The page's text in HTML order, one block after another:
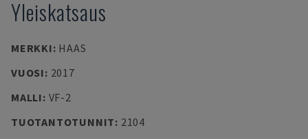
Yleiskatsaus
MERKKI: HAAS
VUOSI: 2017
MALLI: VF-2
TUOTANTOTUNNIT: 2104